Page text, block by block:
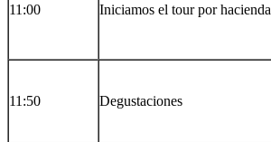
11:00 Iniciamos el tour por hacienda
11:50 Degustaciones